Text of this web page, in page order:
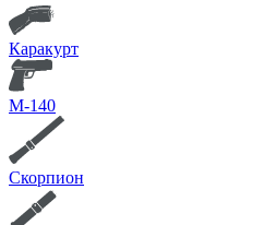
Каракурт
М-140
Скорпион